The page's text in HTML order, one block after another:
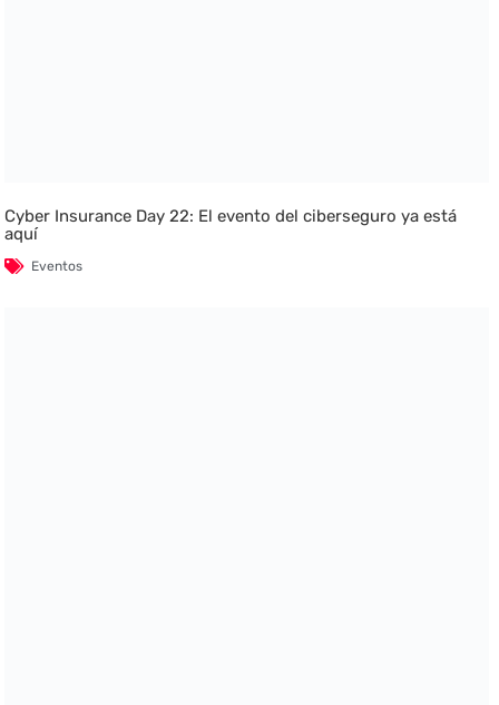
Cyber Insurance Day 22: El evento del ciberseguro ya está
aquí
Eventos